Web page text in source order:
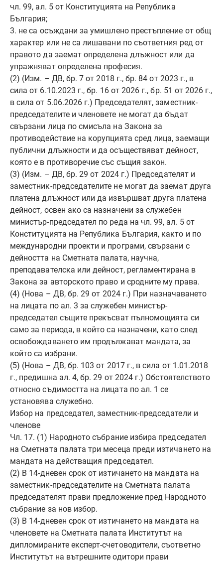
чл. 99, ал. 5 от Конституцията на Република
България;
3. не са осъждани за умишлено престъпление от общ
характер или не са лишавани по съответния ред от
правото да заемат определена длъжност или да
упражняват определена професия.
(2) (Изм. – ДВ, бр. 7 от 2018 г., бр. 84 от 2023 г., в
сила от 6.10.2023 г., бр. 16 от 2026 г., бр. 51 от 2026 г.,
в сила от 5.06.2026 г.) Председателят, заместник-
председателите и членовете не могат да бъдат
свързани лица по смисъла на Закона за
противодействие на корупцията сред лица, заемащи
публични длъжности и да осъществяват дейност,
която е в противоречие със същия закон.
(3) (Изм. – ДВ, бр. 29 от 2024 г.) Председателят и
заместник-председателите не могат да заемат друга
платена длъжност или да извършват друга платена
дейност, освен ако са назначени за служебен
министър-председател по реда на чл. 99, ал. 5 от
Конституцията на Република България, както и по
международни проекти и програми, свързани с
дейността на Сметната палата, научна,
преподавателска или дейност, регламентирана в
Закона за авторското право и сродните му права.
(4) (Нова – ДВ, бр. 29 от 2024 г.) При назначаването
на лицата по ал. 3 за служебен министър-
председател същите прекъсват пълномощията си
само за периода, в който са назначени, като след
освобождаването им продължават мандата, за
който са избрани.
(5) (Нова – ДВ, бр. 103 от 2017 г., в сила от 1.01.2018
г., предишна ал. 4, бр. 29 от 2024 г.) Обстоятелството
относно съдимостта на лицата по ал. 1 се
установява служебно.
Избор на председател, заместник-председатели и
членове
Чл. 17. (1) Народното събрание избира председател
на Сметната палата три месеца преди изтичането на
мандата на действащия председател.
(2) В 14-дневен срок от изтичането на мандата на
заместник-председателите на Сметната палата
председателят прави предложение пред Народното
събрание за нов избор.
(3) В 14-дневен срок от изтичането на мандата на
членовете на Сметната палата Институтът на
дипломираните експерт-счетоводители, съответно
Институтът на вътрешните одитори прави